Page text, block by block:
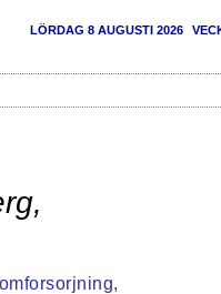
LÖRDAG 8 AUGUSTI 2026
,